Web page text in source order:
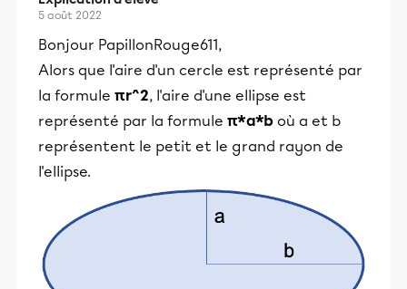
5 août 2022
Bonjour PapillonRouge611,
Alors que l'aire d'un cercle est représenté par
la formule πr^2, l'aire d'une ellipse est
représenté par la formule π*a*b où a et b
représentent le petit et le grand rayon de
l'ellipse.